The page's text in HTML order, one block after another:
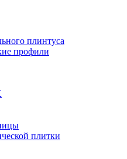
плинтуса
профили
плитки